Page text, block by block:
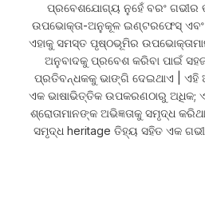
ପ୍ରବେଶଯୋଗ୍ୟ ନୁହେଁ ବରଂ ଗଭୀର
ଉପଭୋକ୍ତା-ଅନୁକୂଳ ଇଣ୍ଟରଫେସ୍
ଏହାକୁ ସମସ୍ତ ପୃଷ୍ଠଭୂମିର
ଅନୁବାଦକୁ ପ୍ରବେଶ କରିବା ପାଇଁ
ପ୍ରତିବନ୍ଧକକୁ ଭାଙ୍ଗି ଦେଇଥାଏ | ଏହି
ଏକ ଭାଷାଭିତ୍ତିକ ଉପକରଣଠାରୁ ଅଧିକ;
ଶ୍ରୋତାମାନଙ୍କ ଅଭିଜ୍ଞତାକୁ ସମୃଦ୍ଧ
ସମୃଦ୍ଧ heritage ତିହ୍ୟ ସହିତ ଏକ